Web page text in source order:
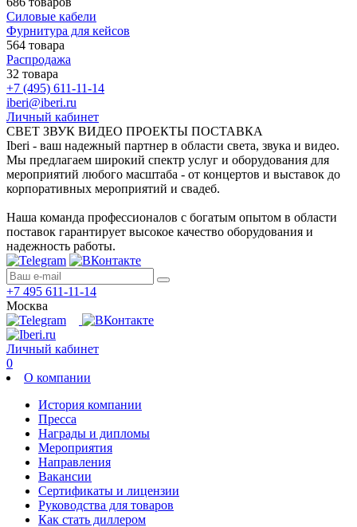
Силовые кабели
Фурнитура для кейсов
564 товара
Распродажа
32 товара
+7 (495) 611-11-14
iberi@iberi.ru
Личный кабинет
СВЕТ ЗВУК ВИДЕО ПРОЕКТЫ ПОСТАВКА
Iberi - ваш надежный партнер в области света, звука и видео.
Мы предлагаем широкий спектр услуг и оборудования для
мероприятий любого масштаба - от концертов и выставок до
корпоративных мероприятий и свадеб.
Наша команда профессионалов с богатым опытом в области
поставок гарантирует высокое качество оборудования и
надежность работы.
+7 495 611-11-14
Москва
Личный кабинет
0
О компании
История компании
Пресса
Награды и дипломы
Мероприятия
Направления
Вакансии
Сертификаты и лицензии
Руководства для товаров
Как стать диллером